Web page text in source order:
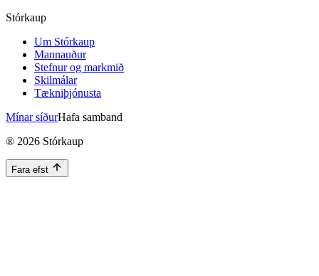
Stórkaup
Um Stórkaup
Mannauður
Stefnur og markmið
Skilmálar
Tækniþjónusta
Mínar síðurHafa samband
® 2026 Stórkaup
Fara efst